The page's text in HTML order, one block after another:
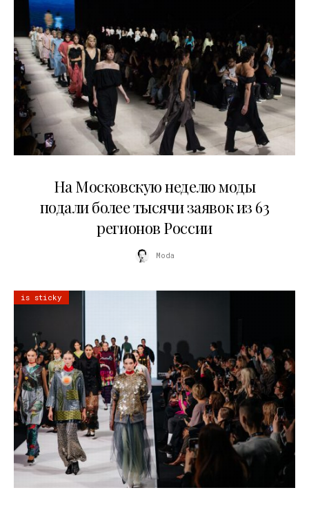
На Московскую неделю моды
подали более тысячи заявок из 63
регионов России
Moda
is sticky